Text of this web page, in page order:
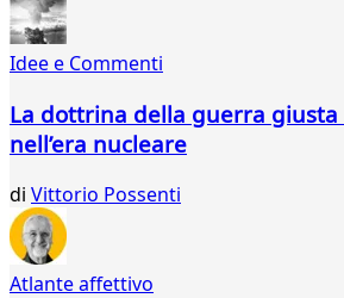
...
Idee e Commenti
La dottrina della guerra
nell’era nucleare
di Vittorio Possenti
Atlante affettivo